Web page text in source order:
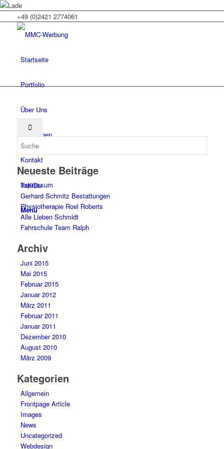
+49 (0)2421 2774061
Startseite
Portfolio
Über Uns
Leistungen
Kontakt
Impressum
Menü
Neueste Beiträge
TaKiDu
Gerhard Schmitz Bestattungen
Physiotherapie Roel Roberts
Alle Lieben Schmidt
Fahrschule Team Ralph
Archiv
Juni 2015
Mai 2015
Februar 2015
Januar 2012
März 2011
Februar 2011
Januar 2011
Dezember 2010
August 2010
März 2009
Kategorien
Allgemein
Frontpage Article
Images
News
Uncategorized
Webdesign